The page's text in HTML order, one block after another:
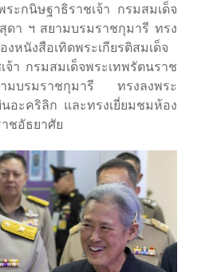
ะกนิษฐาธิราชเจ้า กรมสมเด็จ
ดา ฯ สยามบรมราชกุมารี ทรง
งหนังสือเทิดพระเกียรติสมเด็จ
จ้า กรมสมเด็จพระเทพรัตนราช
รมราชกุมารี ทรงลงพระ
อะคริลิก และทรงเยี่ยมชมห้อง
ชอัธยาศัย